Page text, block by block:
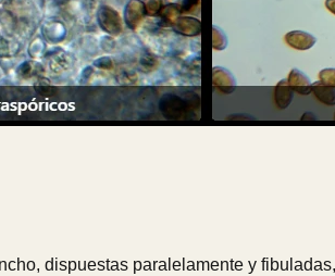
dispuestas paralelamente y